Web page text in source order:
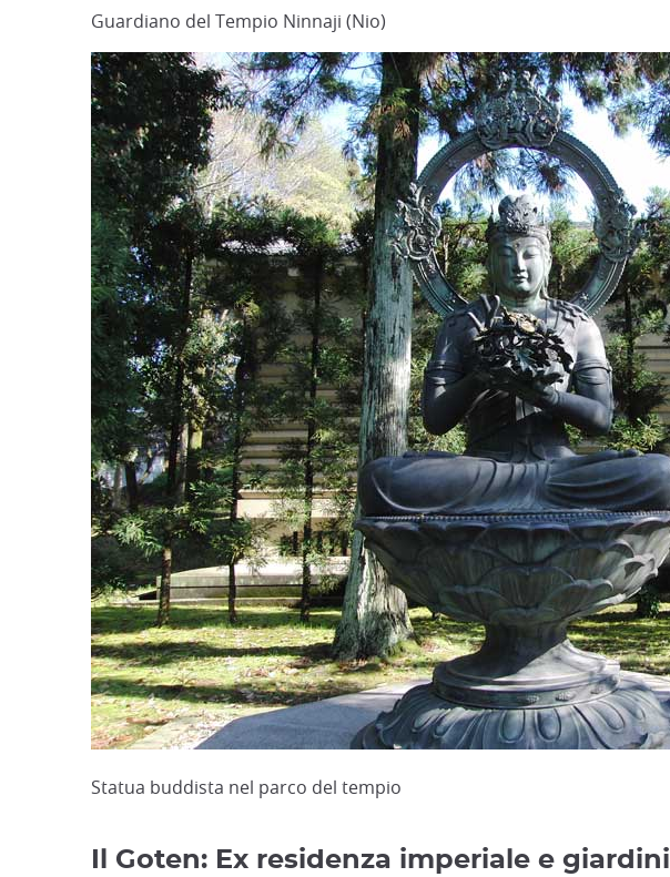
Guardiano del Tempio Ninnaji (Nio)
Statua buddista nel parco del tempio
Il Goten: Ex residenza imperiale e giardini